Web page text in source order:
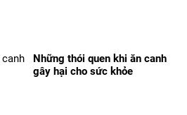
Những thói quen khi ăn canh
gây hại cho sức khỏe